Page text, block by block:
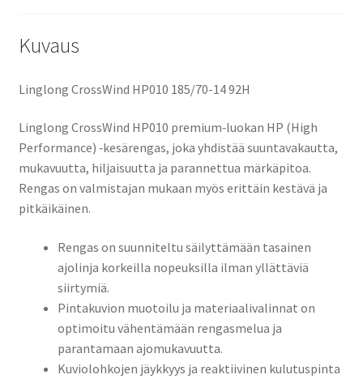
Kuvaus
Linglong CrossWind HP010 185/70-14 92H
Linglong CrossWind HP010 premium‑luokan HP (High
Performance) ‑kesärengas, joka yhdistää suuntavakautta,
mukavuutta, hiljaisuutta ja parannettua märkäpitoa.
Rengas on valmistajan mukaan myös erittäin kestävä ja
pitkäikäinen.
Rengas on suunniteltu säilyttämään tasainen
ajolinja korkeilla nopeuksilla ilman yllättäviä
siirtymiä.
Pintakuvion muotoilu ja materiaalivalinnat on
optimoitu vähentämään rengasmelua ja
parantamaan ajomukavuutta.
Kuviolohkojen jäykkyys ja reaktiivinen kulutuspinta